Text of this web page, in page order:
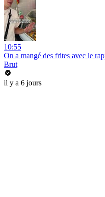
10:55
On a mangé des frites avec le
Brut
il y a 6 jours